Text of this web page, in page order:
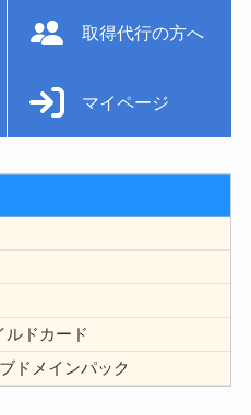
取得代行の方へ
マイページ
ルドカード
ドメインパック